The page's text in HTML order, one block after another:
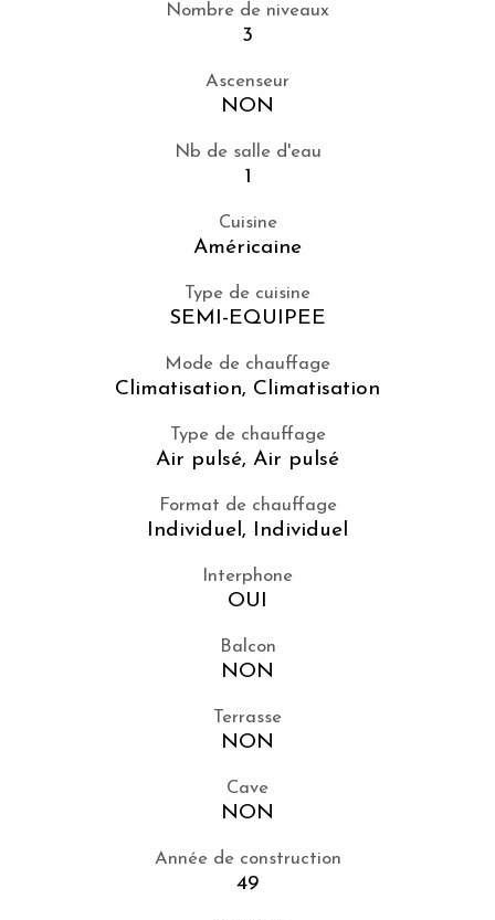
Nombre de niveaux
3
Ascenseur
NON
Nb de salle d'eau
1
Cuisine
Américaine
Type de cuisine
SEMI-EQUIPEE
Mode de chauffage
Climatisation, Climatisation
Type de chauffage
Air pulsé, Air pulsé
Format de chauffage
Individuel, Individuel
Interphone
OUI
Balcon
NON
Terrasse
NON
Cave
NON
Année de construction
49